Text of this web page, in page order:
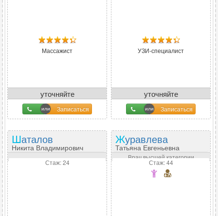
Массажист
уточняйте
Записаться
УЗИ-специалист
уточняйте
Записаться
Шаталов
Никита Владимирович
Стаж: 24
Журавлева
Татьяна Евгеньевна
Врач высшей категории
Стаж: 44